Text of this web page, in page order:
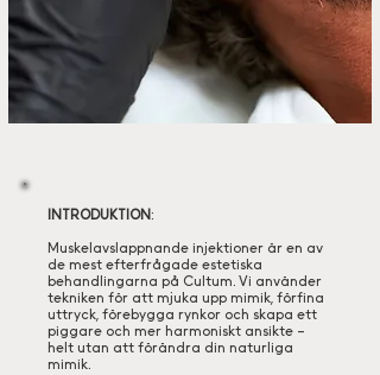
INTRODUKTION :
Muskelavslappnande injektioner är en av
de mest efterfrågade estetiska
behandlingarna på Cultum. Vi använder
tekniken för att mjuka upp mimik, förfina
uttryck, förebygga rynkor och skapa ett
piggare och mer harmoniskt ansikte –
helt utan att förändra din naturliga
mimik.